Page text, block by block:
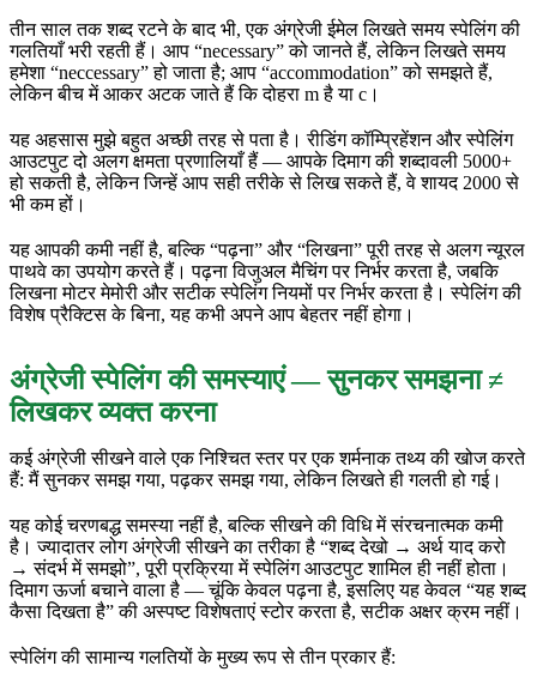
तीन साल तक शब्द रटने के बाद भी, एक अंग्रेजी ईमेल लिखते समय स्पेलिंग की
गलतियाँ भरी रहती हैं। आप “necessary” को जानते हैं, लेकिन लिखते समय
हमेशा “neccessary” हो जाता है; आप “accommodation” को समझते हैं,
लेकिन बीच में आकर अटक जाते हैं कि दोहरा m है या c।
यह अहसास मुझे बहुत अच्छी तरह से पता है। रीडिंग कॉम्प्रिहेंशन और स्पेलिंग
आउटपुट दो अलग क्षमता प्रणालियाँ हैं — आपके दिमाग की शब्दावली 5000+
हो सकती है, लेकिन जिन्हें आप सही तरीके से लिख सकते हैं, वे शायद 2000 से
भी कम हों।
यह आपकी कमी नहीं है, बल्कि “पढ़ना” और “लिखना” पूरी तरह से अलग न्यूरल
पाथवे का उपयोग करते हैं। पढ़ना विजुअल मैचिंग पर निर्भर करता है, जबकि
लिखना मोटर मेमोरी और सटीक स्पेलिंग नियमों पर निर्भर करता है। स्पेलिंग की
विशेष प्रैक्टिस के बिना, यह कभी अपने आप बेहतर नहीं होगा।
अंग्रेजी स्पेलिंग की समस्याएं — सुनकर समझना ≠
लिखकर व्यक्त करना
कई अंग्रेजी सीखने वाले एक निश्चित स्तर पर एक शर्मनाक तथ्य की खोज करते
हैं: मैं सुनकर समझ गया, पढ़कर समझ गया, लेकिन लिखते ही गलती हो गई।
यह कोई चरणबद्ध समस्या नहीं है, बल्कि सीखने की विधि में संरचनात्मक कमी
है। ज्यादातर लोग अंग्रेजी सीखने का तरीका है “शब्द देखो → अर्थ याद करो
→ संदर्भ में समझो”, पूरी प्रक्रिया में स्पेलिंग आउटपुट शामिल ही नहीं होता।
दिमाग ऊर्जा बचाने वाला है — चूंकि केवल पढ़ना है, इसलिए यह केवल “यह शब्द
कैसा दिखता है” की अस्पष्ट विशेषताएं स्टोर करता है, सटीक अक्षर क्रम नहीं।
स्पेलिंग की सामान्य गलतियों के मुख्य रूप से तीन प्रकार हैं: